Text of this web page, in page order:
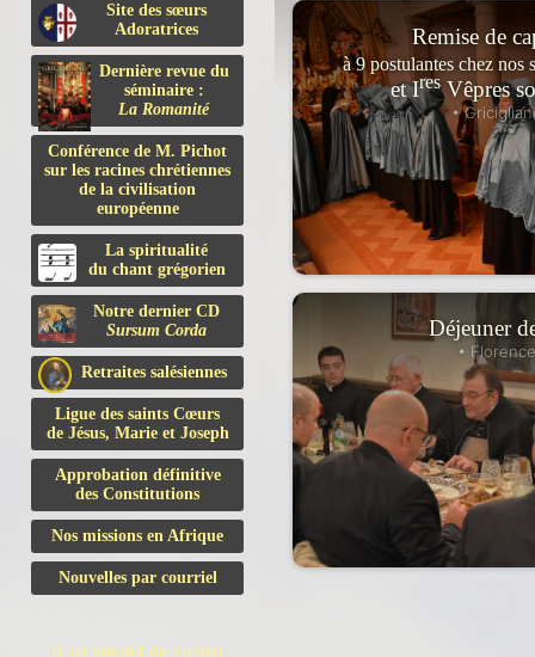
Site des sœurs
Adoratrices
Dernière revue du
séminaire :
La Romanité
Conférence de M. Pichot
sur les racines chrétiennes
de la civilisation
européenne
La spiritualité
du chant grégorien
Notre dernier CD
Sursum Corda
Retraites salésiennes
Ligue des saints Cœurs
de Jésus, Marie et Joseph
Approbation définitive
des Constitutions
Nos missions en Afrique
Nouvelles par courriel
Il est interdit de publier
Remise de
à 9 postulantes chez nos
et IresVêpres
•
Déjeuner
•